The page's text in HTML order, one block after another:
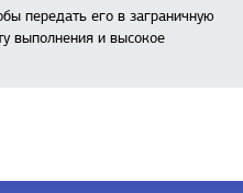
передать его в заграничную
выполнения и высокое